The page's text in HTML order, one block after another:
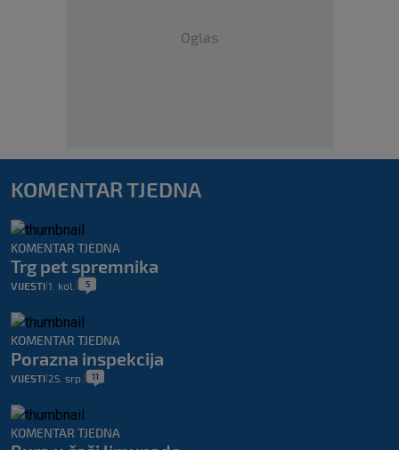
Oglas
KOMENTAR TJEDNA
KOMENTAR TJEDNA
Trg pet spremnika
VIJESTI 1. kol. 5
KOMENTAR TJEDNA
Porazna inspekcija
VIJESTI 25. srp. 11
KOMENTAR TJEDNA